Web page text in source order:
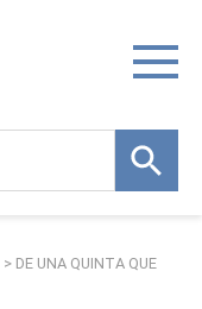
> DE UNA QUINTA QUE